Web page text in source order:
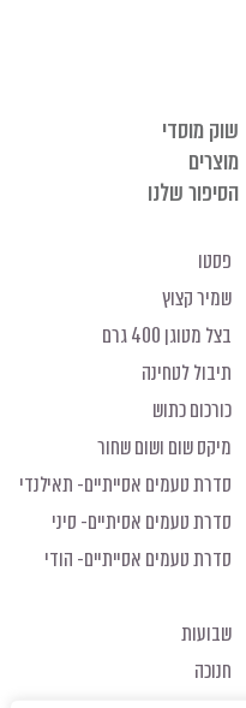
שוק מוסדי
מוצרים
הסיפור שלנו
פסטו
שמיר קצוץ
בצל מטוגן 400 גרם
תיבול לטחינה
כורכום כתוש
מיקס שום ושום שחור
סדרת טעמים אסייתיים- תאילנדי
סדרת טעמים אסיתיים- סיני
סדרת טעמים אסייתיים- הודי
שבועות
חנוכה